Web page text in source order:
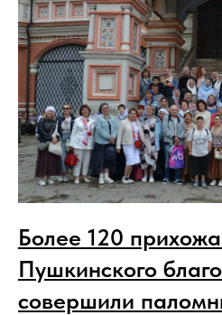
Более 120
Пушкинского
совершили